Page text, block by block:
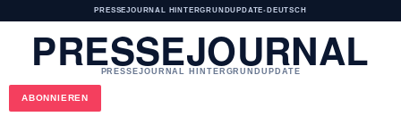
PRESSEJOURNAL HINTERGRUNDUPDATE• DEUTSCH
PRESSEJOURNAL
PRESSEJOURNAL HINTERGRUNDUPDATE
ABONNIEREN